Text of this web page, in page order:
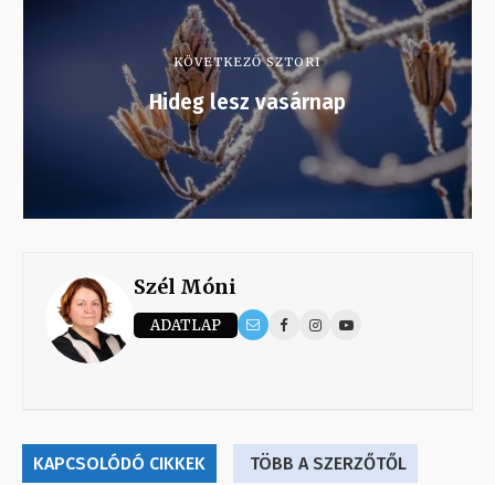
KÖVETKEZŐ SZTORI
Hideg lesz vasárnap
Szél Móni
ADATLAP
KAPCSOLÓDÓ CIKKEK TÖBB A SZERZŐTŐL